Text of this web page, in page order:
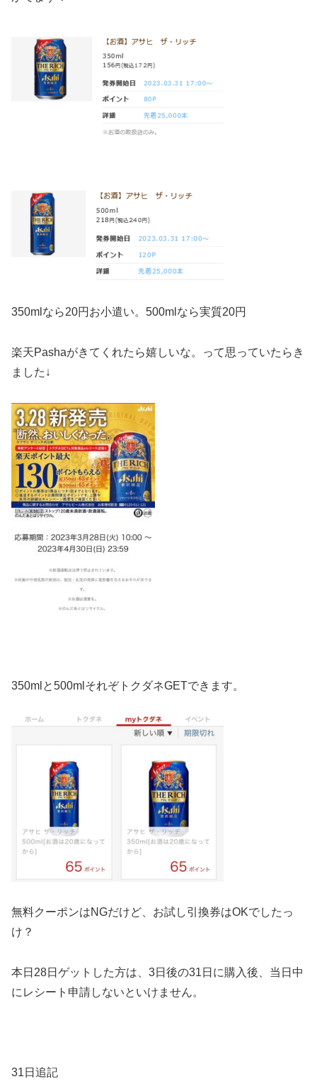
350mlなら20円お小遣い。500mlなら実質20円
楽天Pashaがきてくれたら嬉しいな。って思っていたらき
ました↓
350mlと500mlそれぞトクダネGETできます。
無料クーポンはNGだけど、お試し引換券はOKでしたっ
け？
本日28日ゲットした方は、3日後の31日に購入後、当日中
にレシート申請しないといけません。
31日追記